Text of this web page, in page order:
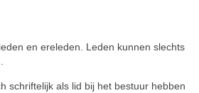
en ereleden. Leden kunnen slechts
als lid bij het bestuur hebben